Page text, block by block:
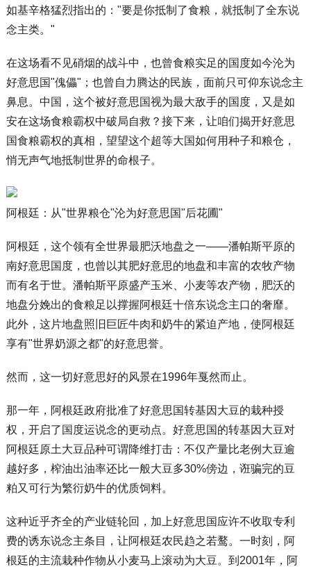
如基辛格猛烈指出的："要是你抵制了食粮，就抵制了全东说
念主类。"
在这场看不见硝烟的战斗中，也曾食粮实足的国度如今沦为
好意思国"傀儡"；也曾自力腾达的民族，面前只可仰东说念主
鼻息。中国，这个被好意思国视为最大敌手的国度，又是如
安在这场食粮霸权中破局自救？接下来，让咱们揭开好意思
国食粮霸权的真相，望望这个超等大国如何用种子和粮仓，
悄无声气地抵制世界的命根子。
阿根廷：从"世界粮仓"沦为好意思国"后花圃"
阿根廷，这个领有全世界最肥沃地盘之一——潘帕斯平原的
南好意思国度，也曾以其肥好意思的地盘和丰富的农牧产物
而有名于世。潘帕斯平原盛产玉米、小麦等农产物，肥沃的
地盘分娩出的食粮足以撑握阿根廷十倍东说念主口的奢靡。
此外，这片地盘照旧巨匠牛肉和奶牛的紧迫产地，使阿根廷
享有"世界奶源之都"的好意思誉。
然而，这一切好意思好的风景在1996年戛然而止。
那一年，阿根廷政府批准了好意思国转基因大豆的栽种授
权，开启了国度运说念的更动点。好意思国的转基因大豆对
阿根廷原土大豆品种可谓降维打击：不仅产量比老例大豆逾
越好多，榨油出油率还比一般大豆多30%傍边，诳骗完的豆
粕又可行为繁衍奶牛的优质饲料。
这种近乎齐全的产业链轮回，加上好意思国应许不收取专利
费的诱东说念主条目，让阿根廷农民趋之若鹜。一时刻，阿
根廷的主流栽种作物从小麦马上滚动为大豆。到2001年，阿